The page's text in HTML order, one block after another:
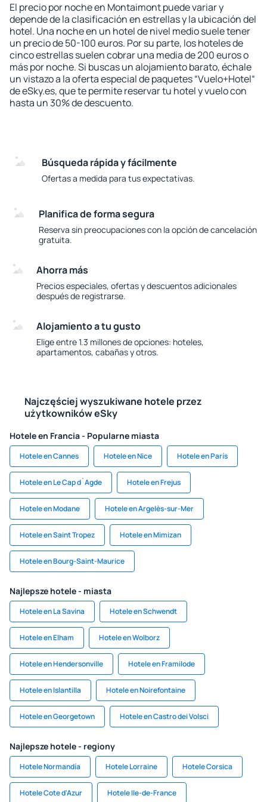
El precio por noche en Montaimont puede variar y
depende de la clasificación en estrellas y la ubicación del
hotel. Una noche en un hotel de nivel medio suele tener
un precio de 50-100 euros. Por su parte, los hoteles de
cinco estrellas suelen cobrar una media de 200 euros o
más por noche. Si buscas un alojamiento barato, échale
un vistazo a la oferta especial de paquetes “Vuelo+Hotel“
de eSky.es, que te permite reservar tu hotel y vuelo con
hasta un 30% de descuento.
Búsqueda rápida y fácilmente
Ofertas a medida para tus expectativas.
Planifica de forma segura
Reserva sin preocupaciones con la opción de cancelación
gratuita.
Ahorra más
Precios especiales, ofertas y descuentos adicionales
después de registrarse.
Alojamiento a tu gusto
Elige entre 1.3 millones de opciones: hoteles,
apartamentos, cabañas y otros.
Najczęściej wyszukiwane hotele przez
użytkowników eSky
Hotele en Francia - Popularne miasta
Hotele en Cannes Hotele en Nice Hotele en París
Hotele en Le Cap d`Agde Hotele en Frejus
Hotele en Modane Hotele en Argelès-sur-Mer
Hotele en Saint Tropez Hotele en Mimizan
Hotele en Bourg-Saint-Maurice
Najlepsze hotele - miasta
Hotele en La Savina Hotele en Schwendt
Hotele en Elham Hotele en Wolborz
Hotele en Hendersonville Hotele en Framilode
Hotele en Islantilla Hotele en Noirefontaine
Hotele en Georgetown Hotele en Castro dei Volsci
Najlepsze hotele - regiony
Hotele Normandía Hotele Lorraine Hotele Corsica
Hotele Cote d'Azur Hotele Ile-de-France